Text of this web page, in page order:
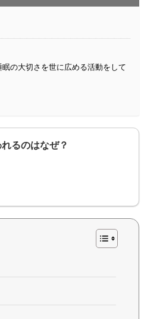
の大切さを世に広める活動をして
るのはなぜ？